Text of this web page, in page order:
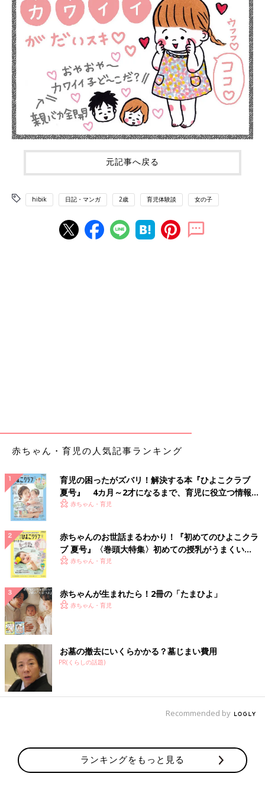
元記事へ戻る
hibik 日記・マンガ 2歳 育児体験談 女の子
赤ちゃん・育児の人気記事ランキング
育児の困ったがズバリ！解決する本『ひよこクラブ
夏号』 4カ月～2才になるまで、育児に役立つ情報が
いっぱい！
赤ちゃん・育児
赤ちゃんのお世話まるわかり！『初めてのひよこクラ
ブ 夏号』〈巻頭大特集〉初めての授乳がうまくい
く！ おっぱい・ミルクの基本と夏のトラブル 解決テ
赤ちゃん・育児
赤ちゃんが生まれたら！2冊の「たまひよ」
赤ちゃん・育児
お墓の撤去にいくらかかる？墓じまい費用
PR(くらしの話題)
Recommended by
ランキングをもっと見る